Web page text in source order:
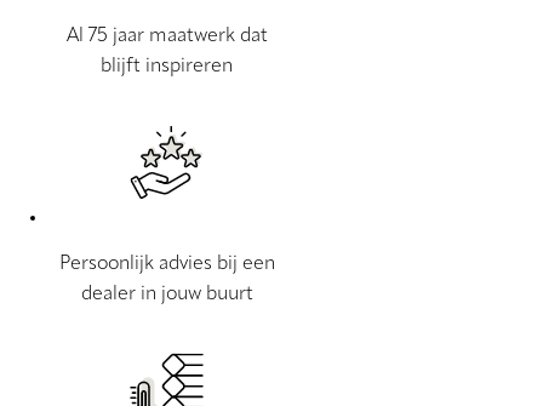
Al 75 jaar maatwerk dat
blijft inspireren
Persoonlijk advies bij een
dealer in jouw buurt